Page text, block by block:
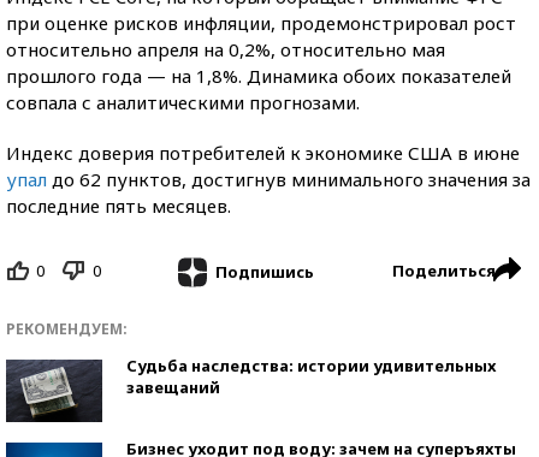
при оценке рисков инфляции, продемонстрировал рост
относительно апреля на 0,2%, относительно мая
прошлого года — на 1,8%. Динамика обоих показателей
совпала с аналитическими прогнозами.
Индекс доверия потребителей к экономике США в июне
упал до 62 пунктов, достигнув минимального значения за
последние пять месяцев.
0 0 Подпишись Поделиться
РЕКОМЕНДУЕМ:
Судьба наследства: истории удивительных
завещаний
Бизнес уходит под воду: зачем на суперъяхты